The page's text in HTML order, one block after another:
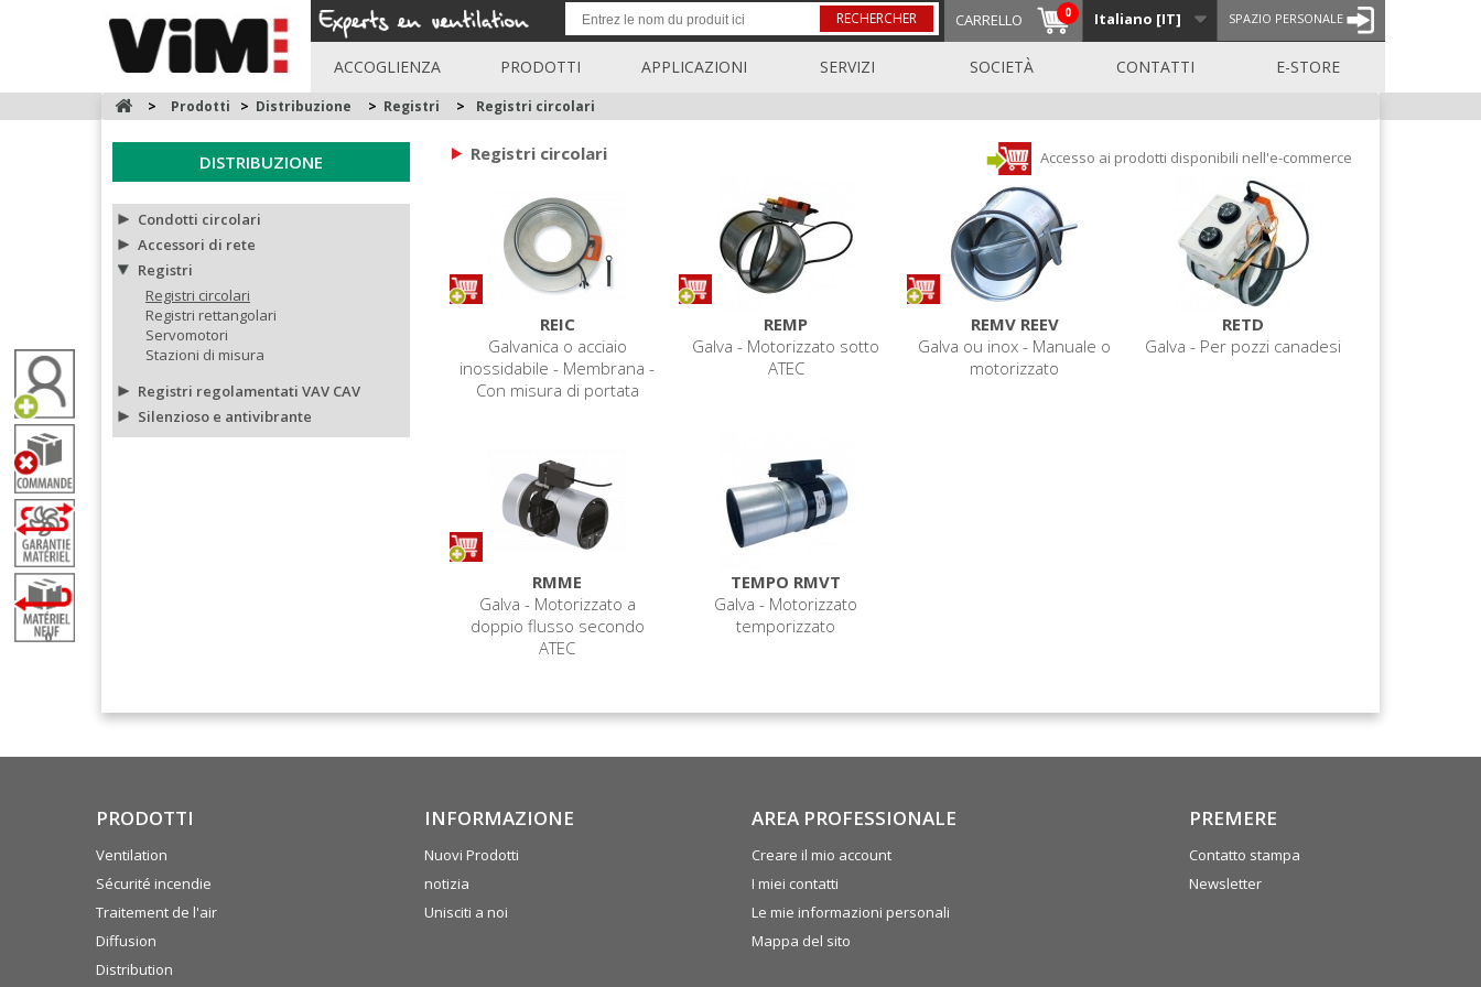
SPAZIO PERSONALE
Italiano [IT]
CARRELLO 0
RECHERCHER
ACCOGLIENZA PRODOTTI APPLICAZIONI SERVIZI SOCIETÀ CONTATTI E-STORE
0
> Prodotti > Distribuzione > Registri > Registri circolari
DISTRIBUZIONE
Condotti circolari
Accessori di rete
Registri
Registri circolari
Registri rettangolari
Servomotori
Stazioni di misura
Registri regolamentati VAV CAV
Silenzioso e antivibrante
Registri circolari Accesso ai prodotti disponibili nell'e-commerce
REIC
Galvanica o acciaio
inossidabile - Membrana -
Con misura di portata
REMP
Galva - Motorizzato sotto
ATEC
REMV REEV
Galva ou inox - Manuale o
motorizzato
RETD
Galva - Per pozzi canadesi
RMME
Galva - Motorizzato a
doppio flusso secondo
ATEC
TEMPO RMVT
Galva - Motorizzato
temporizzato
PRODOTTI
Ventilation
Sécurité incendie
Traitement de l'air
Diffusion
Distribution
INFORMAZIONE
Nuovi Prodotti
notizia
Unisciti a noi
AREA PROFESSIONALE
Creare il mio account
I miei contatti
Le mie informazioni personali
Mappa del sito
PREMERE
Contatto stampa
Newsletter